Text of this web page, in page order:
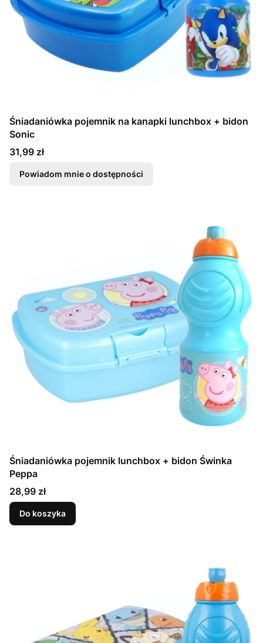
Śniadaniówka pojemnik na kanapki lunchbox + bidon
Sonic
Cena
31,99 zł
Powiadom mnie o dostępności
Śniadaniówka pojemnik lunchbox + bidon Świnka
Peppa
Cena
28,99 zł
Do koszyka